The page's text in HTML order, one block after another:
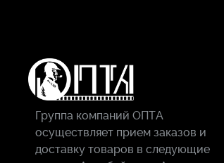
Группа компаний ОПТА
осуществляет прием заказов и
доставку товаров в следующие